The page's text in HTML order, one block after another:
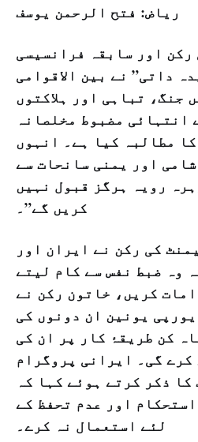
ریاض: فتح الرحمن یوسف
رکن اور سابقہ فرانسیسی
داتی” نے بین الاقوامی
جنگ، تباہی اور ہلاکتوں
انتہائی مضبوط مخلصانہ
مطالبہ کیا ہے۔ انہوں
اور یمنی سانحات سے
رویہ ہرگز قبول نہیں
کریں گے”۔
کی رکن نے ایران اور
وہ ضبط نفس سے کام لیتے
کریں، خاتون رکن نے
یونین ان دونوں کی
کن طریقۂ کار پر ان کی
کرے گی۔ ایرانی پروگرام
ذکر کرتے ہوئے کہا کہ
اور عدم تحفظ کے
لئے استعمال نہ کرے۔